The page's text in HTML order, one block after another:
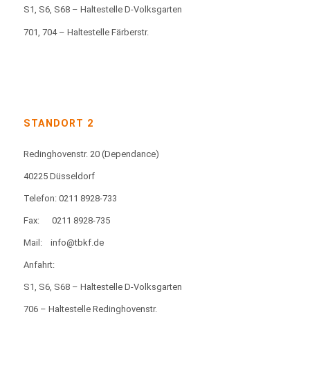
S1, S6, S68 – Haltestelle D-Volksgarten
701, 704 – Haltestelle Färberstr.
STANDORT 2
Redinghovenstr. 20 (Dependance)
40225 Düsseldorf
Telefon: 0211 8928-733
Fax: 0211 8928-735
Mail: info@tbkf.de
Anfahrt:
S1, S6, S68 – Haltestelle D-Volksgarten
706 – Haltestelle Redinghovenstr.